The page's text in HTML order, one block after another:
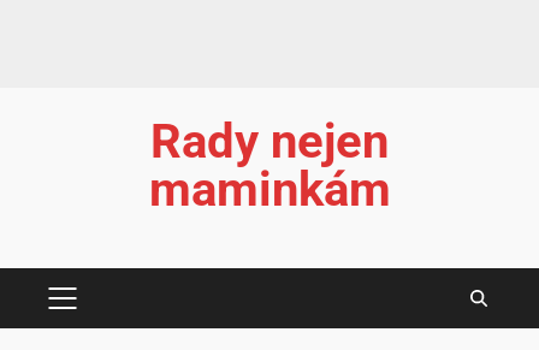
Rady nejen
maminkám